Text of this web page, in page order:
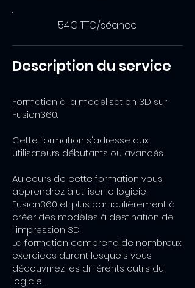
54€ TTC/séance
Description du service
Formation à la modélisation 3D sur
Fusion360.
Cette formation s'adresse aux
utilisateurs débutants ou avancés.
Au cours de cette formation vous
apprendrez à utiliser le logiciel
Fusion360 et plus particulièrement à
créer des modèles à destination de
l'impression 3D.
La formation comprend de nombreux
exercices durant lesquels vous
découvrirez les différents outils du
logiciel.